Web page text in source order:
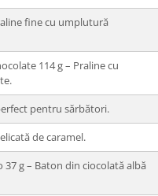
fine cu umplutură
114 g – Praline cu
pentru sărbători.
de caramel.
g – Baton din ciocolată albă